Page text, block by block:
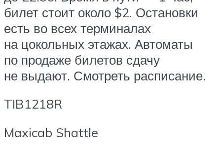
билет стоит около $2. Остановки
есть во всех терминалах
на цокольных этажах. Автоматы
по продаже билетов сдачу
не выдают. Смотреть расписание.
TIB1218R
Maxicab Shattle